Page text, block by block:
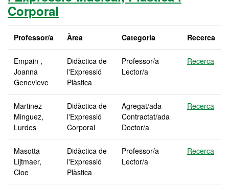
Corporal
Professor/a Àrea Categoria Recerca
Empain ,
Joanna
Genevieve
Didàctica de
l'Expressió
Plàstica
Professor/a
Lector/a
Recerca
Martinez
Minguez,
Lurdes
Didàctica de
l'Expressió
Corporal
Agregat/ada
Contractat/ada
Doctor/a
Recerca
Masotta
Lijtmaer,
Cloe
Didàctica de
l'Expressió
Plàstica
Professor/a
Lector/a
Recerca